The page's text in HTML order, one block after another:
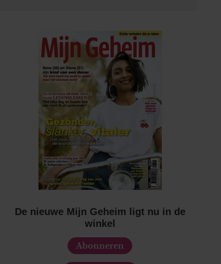
De nieuwe Mijn Geheim ligt nu in de
winkel
Abonneren